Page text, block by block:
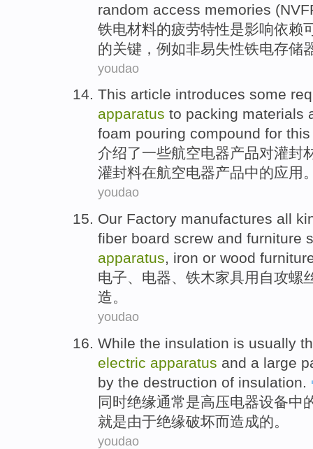
random access memories
铁电材料的疲劳特性是影响依赖
的关键， 例如非易失性铁电存储
youdao
This article introduces some
apparatus to packing materials
foam pouring compound for
介绍了一些航空电器产品对灌封
灌封料在航空电器产品中的应用
youdao
Our Factory manufactures all
fiber board screw and furniture
apparatus, iron or wood
电子、 电器、 铁木家具用 自攻螺
造。
youdao
While the insulation is usually
electric apparatus and a large
by the destruction of insulation.
同时绝缘通常是高压电器设备中
就是由于绝缘破坏而造成的。
youdao